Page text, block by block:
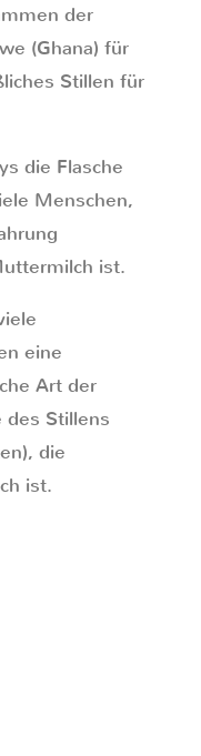
der
(Ghana) für
Stillen für
die Flasche
Menschen,
ist.
eine
Art der
des Stillens
die
ist.